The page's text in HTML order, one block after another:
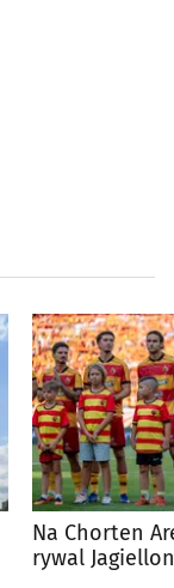
Na Chorten
rywal